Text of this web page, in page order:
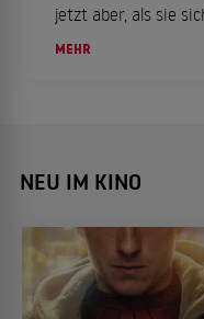
jetzt aber, als sie
Kommentar
MEHR
NEU IM KINO